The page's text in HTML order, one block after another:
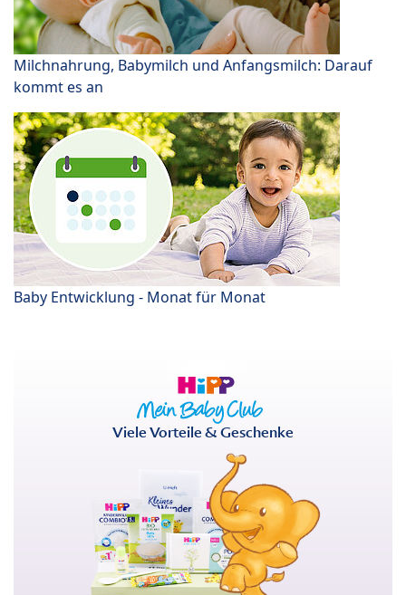
Milchnahrung, Babymilch und Anfangsmilch: Darauf
kommt es an
Baby Entwicklung - Monat für Monat
Viele Vorteile & Geschenke